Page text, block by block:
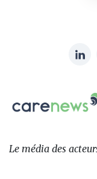
sur:
Carenews,
Le
des
Le média des